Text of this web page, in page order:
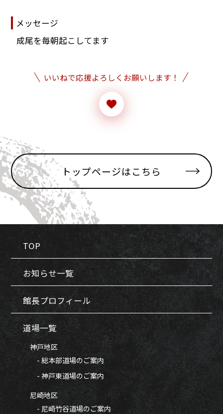
メッセージ
成尾を毎朝起こしてます
いいねで応援よろしくお願いします！
トップページはこちら
TOP
お知らせ一覧
館長プロフィール
道場一覧
神戸地区
- 総本部道場のご案内
- 神戸東道場のご案内
尼崎地区
- 尼崎竹谷道場のご案内